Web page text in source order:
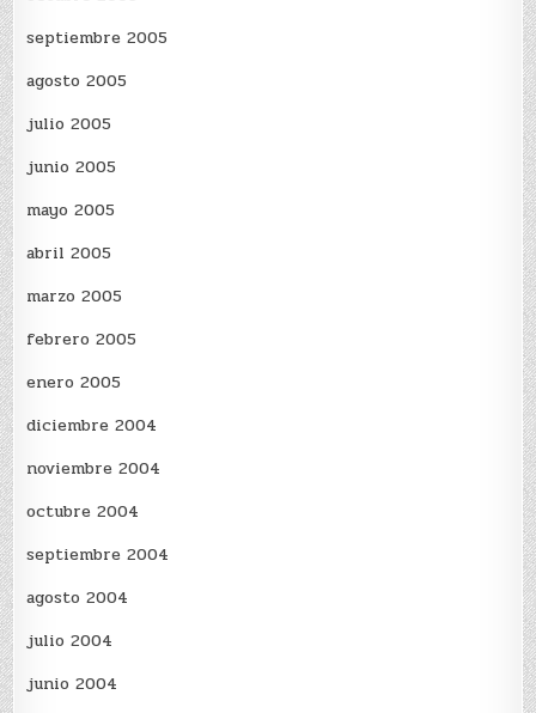
septiembre 2005
agosto 2005
julio 2005
junio 2005
mayo 2005
abril 2005
marzo 2005
febrero 2005
enero 2005
diciembre 2004
noviembre 2004
octubre 2004
septiembre 2004
agosto 2004
julio 2004
junio 2004